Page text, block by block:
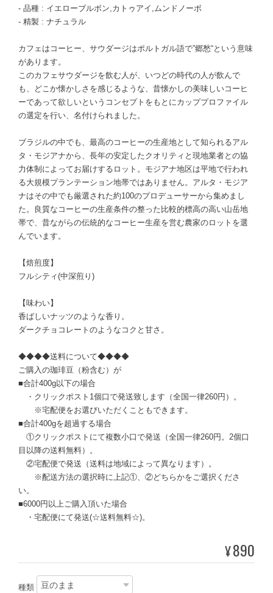
- 品種 : イエローブルボン,カトゥアイ,ムンドノーボ
- 精製 : ナチュラル
カフェはコーヒー、サウダージはポルトガル語で”郷愁“という意味
があります。
このカフェサウダージを飲む人が、いつどの時代の人が飲んで
も、どこか懐かしさを感じるような、昔懐かしの美味しいコーヒ
ーであって欲しいというコンセプトをもとにカッププロファイル
の選定を行い、名付けられました。
ブラジルの中でも、最高のコーヒーの生産地として知られるアル
タ・モジアナから、長年の安定したクオリティと現地業者との協
力体制によってお届けするロット。モジアナ地区は平地で行われ
る大規模プランテーション地帯ではありません。アルタ・モジア
ナはその中でも厳選された約100のプロデューサーから集めまし
た。良質なコーヒーの生産条件の整った比較的標高の高い山岳地
帯で、昔ながらの伝統的なコーヒー生産を営む農家のロットを選
んでいます。
【焙煎度】
フルシティ(中深煎り)
【味わい】
香ばしいナッツのような香り。
ダークチョコレートのようなコクと甘さ。
◆◆◆◆送料について◆◆◆◆
ご購入の珈琲豆（粉含む）が
■合計400g以下の場合
・クリックポスト1個口で発送致します（全国一律260円）。
※宅配便をお選びいただくこともできます。
■合計400gを超過する場合
①クリックポストにて複数小口で発送（全国一律260円。2個口
目以降の送料無料）。
②宅配便で発送（送料は地域によって異なります）。
※配送方法の選択時に上記①、②どちらかをご選択くださ
い。
■6000円以上ご購入頂いた場合
・宅配便にて発送(☆送料無料☆)。
¥890
種類